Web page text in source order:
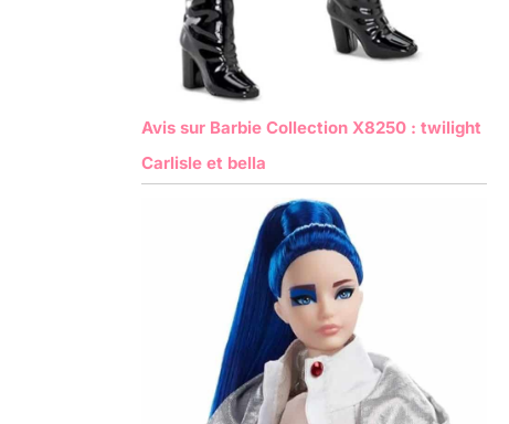
Avis sur Barbie Collection X8250 : twilight
Carlisle et bella